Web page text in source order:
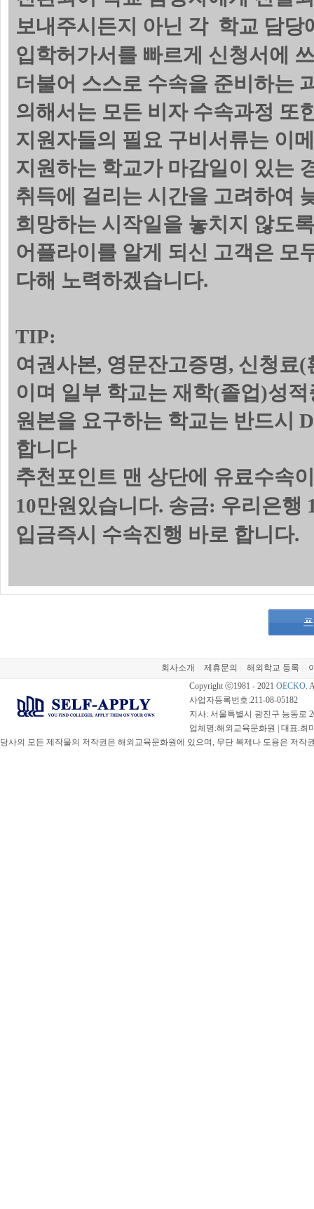
보내주시든지 아닌 각 학교 담당
입학허가서를 빠르게 신청서에
더불어 스스로 수속을 준비하는
의해서는 모든 비자 수속과정 또
지원자들의 필요 구비서류는 이
지원하는 학교가 마감일이 있는
취득에 걸리는 시간을 고려하여
희망하는 시작일을 놓치지 않도
어플라이를 알게 되신 고객은 모
다해 노력하겠습니다.
TIP:
여권사본, 영문잔고증명, 신청료(
이며 일부 학교는 재학(졸업)성
원본을 요구하는 학교는 반드시
합니다
추천포인트 맨 상단에 유료수속
10만원있습니다. 송금: 우리은행
입금즉시 수속진행 바로 합니다.
회사소개 제휴문의 해외학교 등록
Copyright ⓒ1981 - 2021 OECKO.
사업자등록번호:211-08-05182
지사: 서울특별시 광진구 능동로
업체명:해외교육문화원 | 대표:최
당사의 모든 제작물의 저작권은 해외교육문화원에 있으며, 무단 복제나 도용은 저